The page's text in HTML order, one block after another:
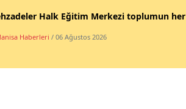
Halk Eğitim Merkezi toplumun
Haberleri / 06 Ağustos 2026